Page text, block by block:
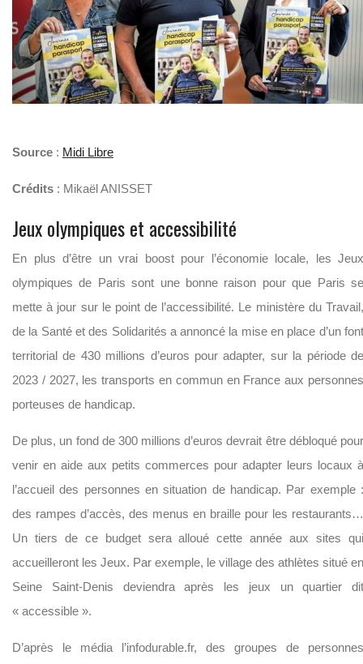
Source : Midi Libre
Crédits : Mikaël ANISSET
Jeux olympiques et accessibilité
En plus d’être un vrai boost pour l’économie locale, les Jeux
olympiques de Paris sont une bonne raison pour que Paris se
mette à jour sur le point de l’accessibilité. Le ministère du Travail,
de la Santé et des Solidarités a annoncé la mise en place d’un font
territorial de 430 millions d’euros pour adapter, sur la période de
2023 / 2027, les transports en commun en France aux personnes
porteuses de handicap.
De plus, un fond de 300 millions d’euros devrait être débloqué pour
venir en aide aux petits commerces pour adapter leurs locaux à
l’accueil des personnes en situation de handicap. Par exemple :
des rampes d’accès, des menus en braille pour les restaurants…
Un tiers de ce budget sera alloué cette année aux sites qui
accueilleront les Jeux. Par exemple, le village des athlètes situé en
Seine Saint-Denis deviendra après les jeux un quartier dit
« accessible ».
D’après le média l’infodurable.fr, des groupes de personnes